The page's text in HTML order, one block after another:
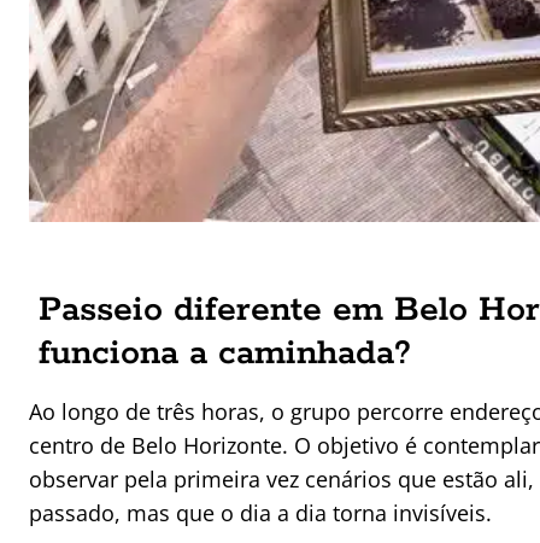
Passeio diferente em Belo
funciona a caminhada?
Ao longo de três horas, o grupo percorre
centro de Belo Horizonte. O objetivo é
observar pela primeira vez cenários que estão
passado, mas que o dia a dia torna invisíveis.